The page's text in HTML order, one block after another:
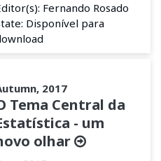
Fernando Rosado
Disponível para
2017
Tema Central da
- um
olhar